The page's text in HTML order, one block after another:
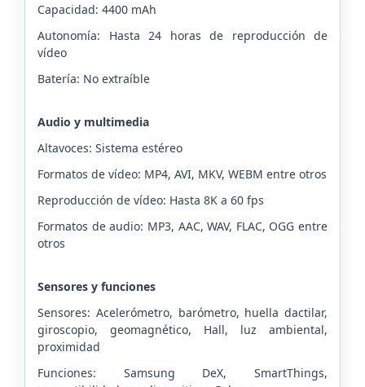
Capacidad: 4400 mAh
Autonomía: Hasta 24 horas de reproducción de
vídeo
Batería: No extraíble
Audio y multimedia
Altavoces: Sistema estéreo
Formatos de vídeo: MP4, AVI, MKV, WEBM entre otros
Reproducción de vídeo: Hasta 8K a 60 fps
Formatos de audio: MP3, AAC, WAV, FLAC, OGG entre
otros
Sensores y funciones
Sensores: Acelerómetro, barómetro, huella dactilar,
giroscopio, geomagnético, Hall, luz ambiental,
proximidad
Funciones: Samsung DeX, SmartThings,